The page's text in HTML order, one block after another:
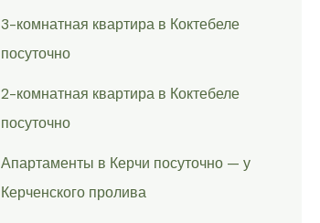
3-комнатная квартира в Коктебеле
посуточно
2-комнатная квартира в Коктебеле
посуточно
Апартаменты в Керчи посуточно — у
Керченского пролива